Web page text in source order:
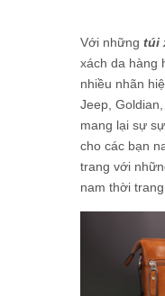
Với những túi
xách da hàng
nhiều nhãn
Jeep,
mang lại sự
cho các bạn
trang với
nam thời